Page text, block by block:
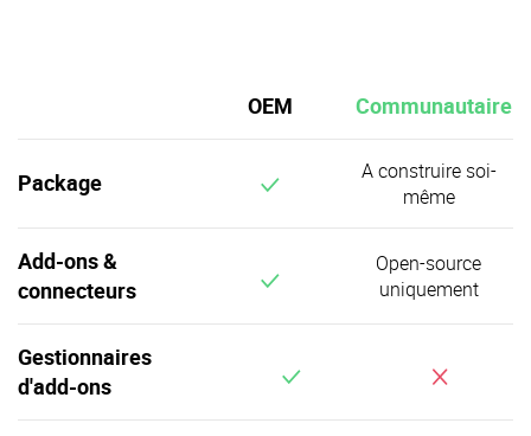
OEM Communautaire
Package v
A construire soi-
même
Add-ons &
connecteurs
vOpen-source
uniquement
Gestionnaires
d'add-ons